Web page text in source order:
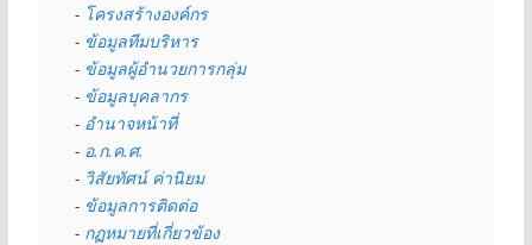
- โครงสร้างองค์กร
- ข้อมูลทีมบริหาร
- ข้อมูลผู้อำนวยการกลุ่ม
- ข้อมูลบุคลากร
- อำนาจหน้าที่
- อ.ก.ค.ศ.
- วิสัยทัศน์ ค่านิยม
- ข้อมูลการติดต่อ
- กฏหมายที่เกี่ยวข้อง